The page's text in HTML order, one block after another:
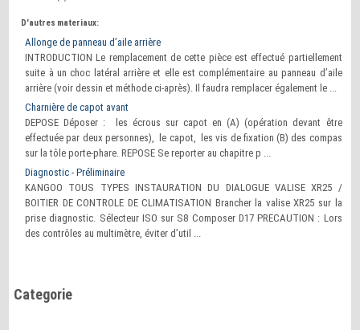
D'autres materiaux:
Allonge de panneau d’aile arrière
INTRODUCTION Le remplacement de cette pièce est effectué partiellement
suite à un choc latéral arrière et elle est complémentaire au panneau d’aile
arrière (voir dessin et méthode ci-après). Il faudra remplacer également le ...
Charnière de capot avant
DEPOSE Déposer : les écrous sur capot en (A) (opération devant être
effectuée par deux personnes), le capot, les vis de fixation (B) des compas
sur la tôle porte-phare. REPOSE Se reporter au chapitre p ...
Diagnostic - Préliminaire
KANGOO TOUS TYPES INSTAURATION DU DIALOGUE VALISE XR25 /
BOITIER DE CONTROLE DE CLIMATISATION Brancher la valise XR25 sur la
prise diagnostic. Sélecteur ISO sur S8 Composer D17 PRECAUTION : Lors
des contrôles au multimètre, éviter d’util ...
Categorie